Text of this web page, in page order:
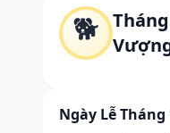
🐕
Ngày Lễ Tháng